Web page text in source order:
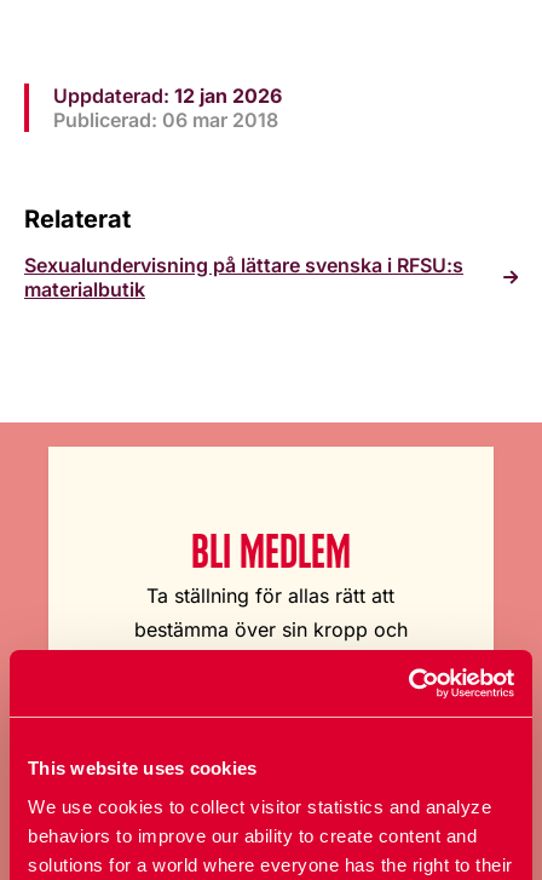
This website uses cookies
We use cookies to collect visitor statistics and analyze
behaviors to improve our ability to create content and
solutions for a world where everyone has the right to their
Uppdaterad: 12 jan 2026
Publicerad: 06 mar 2018
Relaterat
Sexualundervisning på lättare svenska i RFSU:s
materialbutik
BLI MEDLEM
Ta ställning för allas rätt att
bestämma över sin kropp och